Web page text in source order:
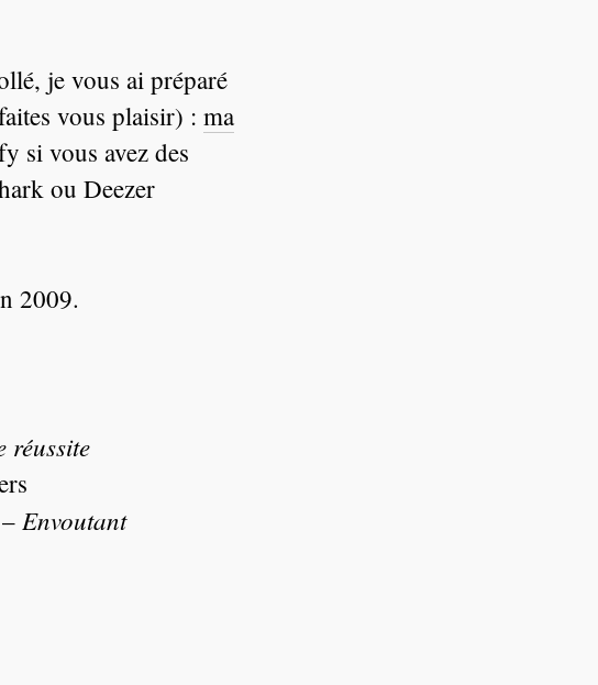
je vous ai préparé
vous plaisir) : ma
si vous avez des
ou Deezer
2009.
réussite
Envoutant